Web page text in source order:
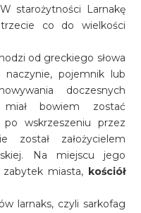
starożytności Larnakę
co do wielkości
od greckiego słowa
naczynie, pojemnik lub
doczesnych
miał bowiem zostać
wskrzeszeniu przez
założycielem
Na miejscu jego
zabytek miasta, kościół
larnaks, czyli sarkofag